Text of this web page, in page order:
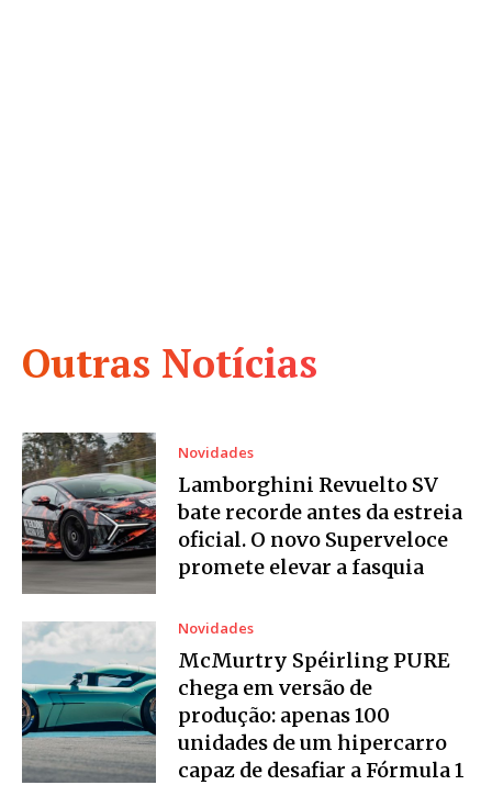
Outras Notícias
Novidades
Lamborghini Revuelto SV
bate recorde antes da estreia
oficial. O novo Superveloce
promete elevar a fasquia
Novidades
McMurtry Spéirling PURE
chega em versão de
produção: apenas 100
unidades de um hipercarro
capaz de desafiar a Fórmula 1